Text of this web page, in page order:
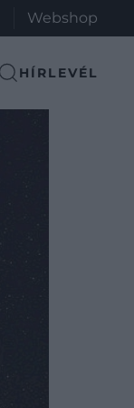
Webshop
HÍRLEVÉL